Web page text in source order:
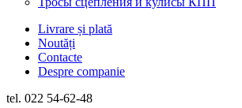
Livrare și plată
Noutăți
Contacte
Despre companie
tel. 022 54-62-48